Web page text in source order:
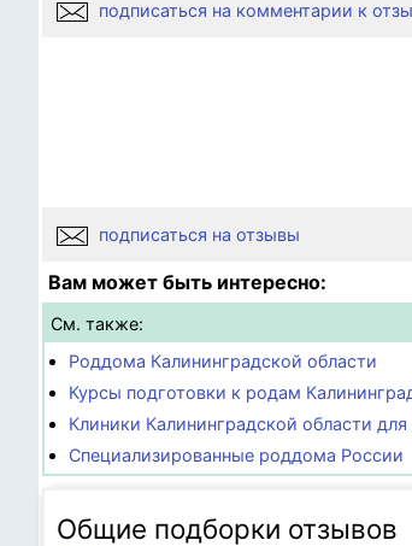
подписаться на комментарии к
подписаться на отзывы
Вам может быть интересно:
См. также:
Роддома Калининградской области
Курсы подготовки к родам
Клиники Калининградской области
Специализированные роддома России
Общие подборки отзывов